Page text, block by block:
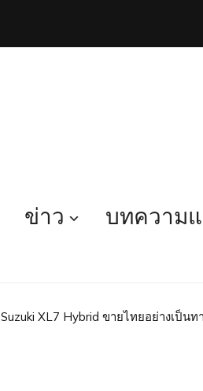
ข่าว บทความ
Suzuki XL7 Hybrid ขายไทยอย่างเป็นท